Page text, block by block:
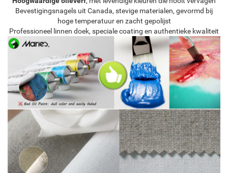
Bevestigingsnagels uit Canada, stevige materialen, gevormd bij
hoge temperatuur en zacht gepolijst
Professioneel linnen doek, speciale coating en authentieke kwaliteit